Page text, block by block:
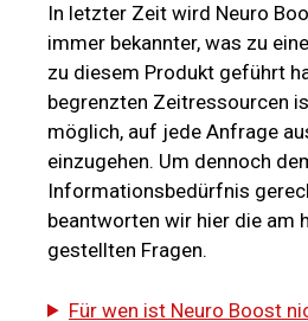
In letzter Zeit wird Neuro
immer bekannter, was zu
zu diesem Produkt geführt
begrenzten Zeitressourcen
möglich, auf jede Anfrage
einzugehen. Um dennoch
Informationsbedürfnis
beantworten wir hier die am
gestellten Fragen.
Für wen ist Neuro Boost